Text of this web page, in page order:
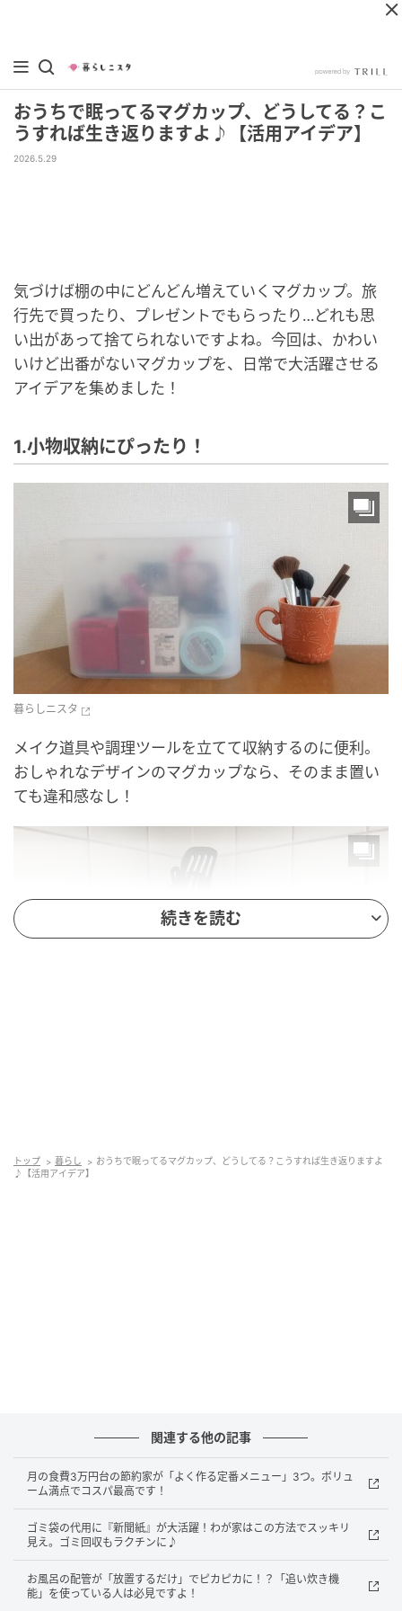
おうちで眠ってるマグカップ、どうしてる？こ
うすれば生き返りますよ♪【活用アイデア】
2026.5.29
気づけば棚の中にどんどん増えていくマグカップ。旅
行先で買ったり、プレゼントでもらったり…どれも思
い出があって捨てられないですよね。今回は、かわい
いけど出番がないマグカップを、日常で大活躍させる
アイデアを集めました！
1.小物収納にぴったり！
暮らしニスタ
メイク道具や調理ツールを立てて収納するのに便利。
おしゃれなデザインのマグカップなら、そのまま置い
ても違和感なし！
暮らしニスタ
コーヒーや紅茶を飲んだ後の出がらしを乾燥させてマ
グカップに入れれば、おしゃれな消臭アイテムになり
ます♪
続きを読む
トップ 暮らし
おうちで眠ってるマグカップ、どうしてる？こうすれば生き返りますよ
♪【活用アイデア】
関連する他の記事
月の食費3万円台の節約家が「よく作る定番メニュー」3つ。ボリュ
ーム満点でコスパ最高です！
ゴミ袋の代用に『新聞紙』が大活躍！わが家はこの方法でスッキリ
見え。ゴミ回収もラクチンに♪
お風呂の配管が「放置するだけ」でピカピカに！？「追い炊き機
能」を使っている人は必見ですよ！